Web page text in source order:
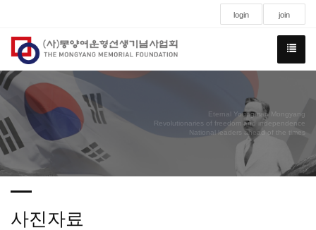
login join
Eternal Youngman Mongyang
Revolutionaries of freedom and independence
National leaders ahead of the times
사진자료